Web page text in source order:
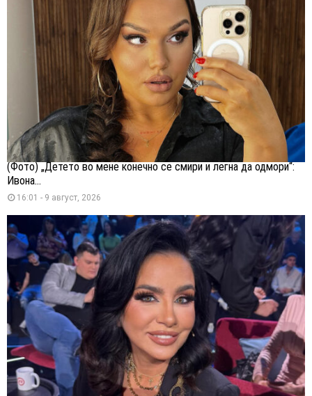
(Фото) „Детето во мене конечно се смири и легна да одмори“:
Ивона...
16:01 - 9 август, 2026